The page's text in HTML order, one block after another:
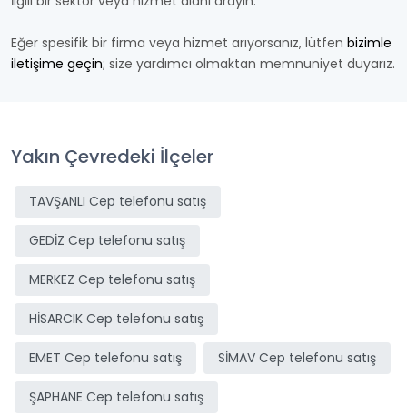
Eğer spesifik bir firma veya hizmet arıyorsanız, lütfen bizimle
iletişime geçin; size yardımcı olmaktan memnuniyet duyarız.
Yakın Çevredeki İlçeler
TAVŞANLI Cep telefonu satış
GEDİZ Cep telefonu satış
MERKEZ Cep telefonu satış
HİSARCIK Cep telefonu satış
EMET Cep telefonu satış SİMAV Cep telefonu satış
ŞAPHANE Cep telefonu satış